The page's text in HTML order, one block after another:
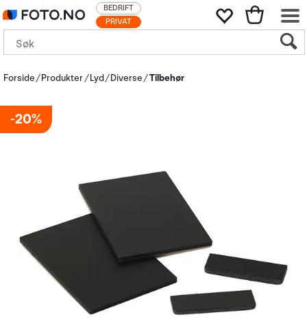
PRIVAT
BEDRIFT
Forside Produkter Lyd Diverse Tilbehør
20%